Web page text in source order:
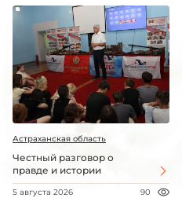
Астраханская область
Честный разговор о
правде и истории
5 августа 2026 90